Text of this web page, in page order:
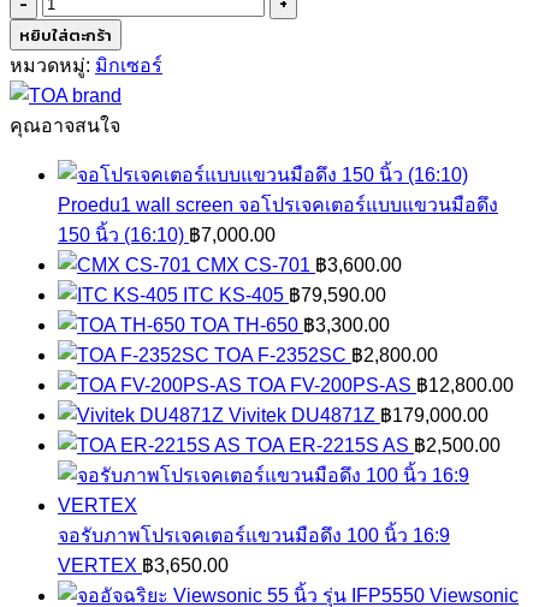
TOA
RC-
001T
ชิ้น
หยิบใส่ตะกร้า
หมวดหมู่: มิกเซอร์
คุณอาจสนใจ
Proedu1 wall screen จอโปรเจคเตอร์แบบแขวนมือดึง
150 นิ้ว (16:10) ฿7,000.00
CMX CS-701 ฿3,600.00
ITC KS-405 ฿79,590.00
TOA TH-650 ฿3,300.00
TOA F-2352SC ฿2,800.00
TOA FV-200PS-AS ฿12,800.00
Vivitek DU4871Z ฿179,000.00
TOA ER-2215S AS ฿2,500.00
จอรับภาพโปรเจคเตอร์แขวนมือดึง 100 นิ้ว 16:9
VERTEX ฿3,650.00
Viewsonic